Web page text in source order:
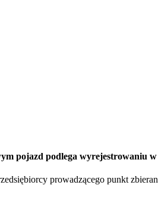
pojazd podlega wyrejestrowaniu
prowadzącego punkt